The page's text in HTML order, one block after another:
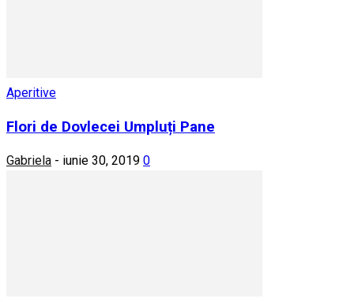
Aperitive
Flori de Dovlecei Umpluți Pane
Gabriela - iunie 30, 2019 0